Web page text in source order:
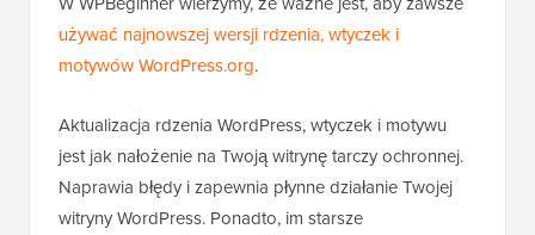
używać najnowszej wersji rdzenia, wtyczek i
motywów WordPress.org.
Aktualizacja rdzenia WordPress, wtyczek i motywu
jest jak nałożenie na Twoją witrynę tarczy ochronnej.
Naprawia błędy i zapewnia płynne działanie Twojej
witryny WordPress. Ponadto, im starsze